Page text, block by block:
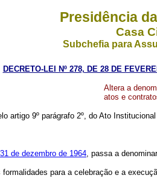
Presidência
Casa
Subchefia para
DECRETO-LEI Nº 278, DE 28 DE
Altera a
atos e
artigo 9º parágrafo 2º, do Ato
de dezembro de 1964, passa a
para a celebração e a